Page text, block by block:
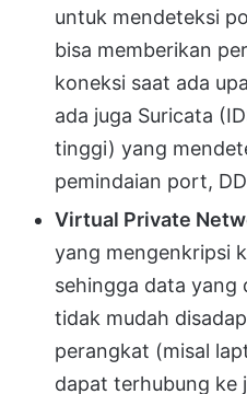
untuk mendeteksi
bisa memberikan
koneksi saat ada
ada juga Suricata
tinggi) yang
pemindaian port,
Virtual Private
yang mengenkripsi
sehingga data
tidak mudah
perangkat (misal
dapat terhubung ke